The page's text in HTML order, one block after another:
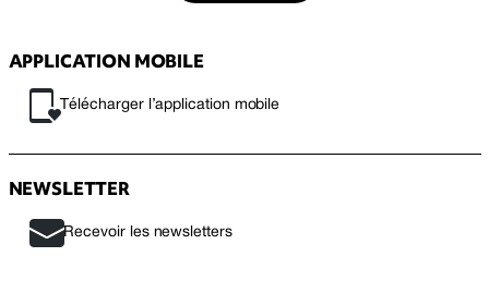
APPLICATION MOBILE
Télécharger l’application mobile
NEWSLETTER
Recevoir les newsletters